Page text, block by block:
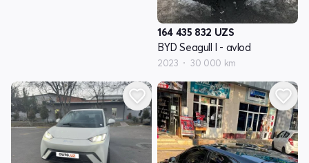
164 435 832 UZS
BYD Seagull I - avlod
2023 30 000 km